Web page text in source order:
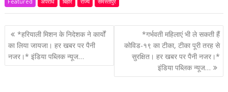
P
o
s
*हरियाली मिशन के निदेशक ने कार्यों
का लिया जायजा। हर खबर पर पैनी
नजर।* इंडिया पब्लिक न्यूज…
*गर्भवती महिलाएं भी ले सकती हैं
कोविड-१९ का टीका, टीका पूरी तरह से
सुरक्षित। हर खबर पर पैनी नजर।*
इंडिया पब्लिक न्यूज…